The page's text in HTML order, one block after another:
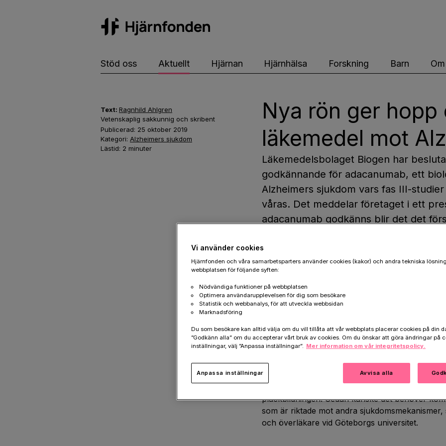
Stöd oss Aktuellt Hjärnan Hjärnhälsa Forskning Barn
Text: Ragnhild Ahlgren
Vetenskaplig sakkunnig och skribent
Publicerad: 25 oktober 2019
Kategori: Alzheimers sjukdom
Lästid: 2 minuter
Nya rön ger hopp
läkemedel mot
Läkemedelsbolaget Biogen har
godkännande för adacanumab, ett
Alzheimers sjukdom vars fas III-
våras. Det meddelar företaget i ett
adacanumab godkänns blir det det
Alzheimers sjukdom som bromsar
Det är nya analyser av ett betydligt större
läkemedelskandidaten adacanumab, där
dosen. Dessa data tyder nu på att behandlingen
sjukdomsförloppet. Resultaten som företaget
som fått läkemedlet hade en minskad
minne, orienteringsförmåga och språk.
– Det här är ett lyft för Alzheimerforskningen
patienterna. Det visar att det är värt att ta fram
plackbildningen. Sedan kanske det behöver
som är riktade mot andra
och överläkare vid Göteborgs universitet.
Vi använder cookies
Hjärnfonden och våra samarbetsparters använder cookies (kakor) och andra tekniska
webbplatsen för följande syften:
Nödvändiga funktioner på webbplatsen
Optimera användarupplevelsen för dig som besökare
Statistik och webbanalys, för att utveckla webbsidan
Marknadsföring
Du som besökare kan alltid välja om du vill tillåta att vår webbplats placerar cookies på din
”Godkänn alla” om du accepterar vårt bruk av cookies. Om du önskar att göra ändringar på
inställningar, välj ”Anpassa inställningar”. Mer information om vår integritetspolicy.
Avvisa alla
Anpassa inställningar